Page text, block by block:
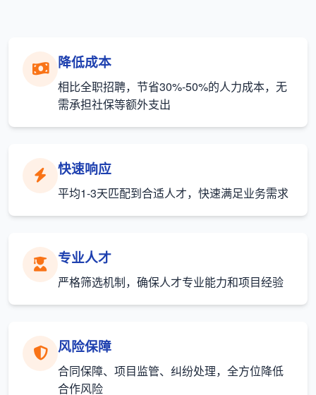
降低成本
相比全职招聘，节省30%-50%的人力成本，无
需承担社保等额外支出
快速响应
平均1-3天匹配到合适人才，快速满足业务需求
专业人才
严格筛选机制，确保人才专业能力和项目经验
风险保障
合同保障、项目监管、纠纷处理，全方位降低
合作风险